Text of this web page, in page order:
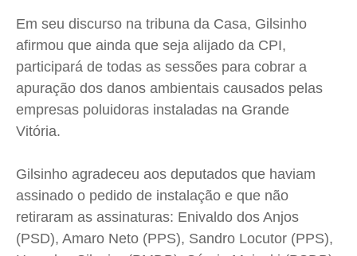
Em seu discurso na tribuna da Casa, Gilsinho
afirmou que ainda que seja alijado da CPI,
participará de todas as sessões para cobrar a
apuração dos danos ambientais causados pelas
empresas poluidoras instaladas na Grande
Vitória.
Gilsinho agradeceu aos deputados que haviam
assinado o pedido de instalação e que não
retiraram as assinaturas: Enivaldo dos Anjos
(PSD), Amaro Neto (PPS), Sandro Locutor (PPS),